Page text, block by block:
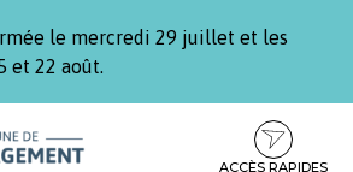
le mercredi 29 juillet et les
et 22 août.
ACCÈS RAPIDES